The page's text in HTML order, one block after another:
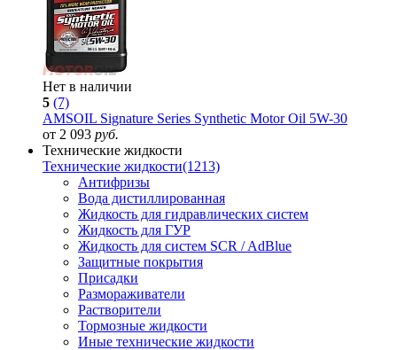
Нет в наличии
5 (7)
AMSOIL Signature Series Synthetic Motor Oil 5W-30
от 2 093 руб.
Технические жидкости
Технические жидкости(1213)
Антифризы
Вода дистиллированная
Жидкость для гидравлических систем
Жидкость для ГУР
Жидкость для систем SCR / AdBlue
Защитные покрытия
Присадки
Размораживатели
Растворители
Тормозные жидкости
Иные технические жидкости